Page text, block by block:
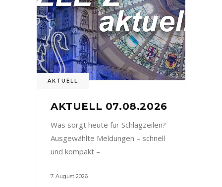
AKTUELL
AKTUELL 07.08.2026
Was sorgt heute für Schlagzeilen?
Ausgewählte Meldungen – schnell
und kompakt –
7. August 2026